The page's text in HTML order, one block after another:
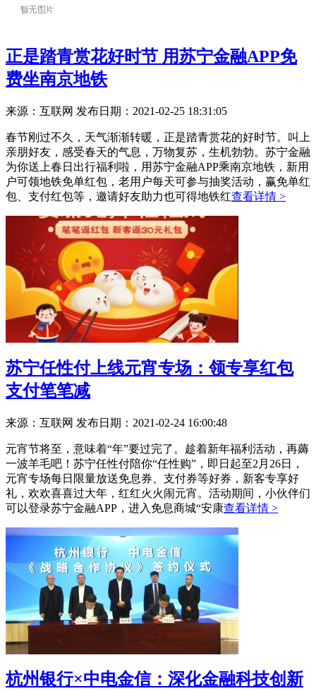
正是踏青赏花好时节 用苏宁金融APP免
费坐南京地铁
来源：互联网 发布日期：2021-02-25 18:31:05
春节刚过不久，天气渐渐转暖，正是踏青赏花的好时节。叫上
亲朋好友，感受春天的气息，万物复苏，生机勃勃。苏宁金融
为你送上春日出行福利啦，用苏宁金融APP乘南京地铁，新用
户可领地铁免单红包，老用户每天可参与抽奖活动，赢免单红
包、支付红包等，邀请好友助力也可得地铁红查看详情 >
苏宁任性付上线元宵专场：领专享红包
支付笔笔减​
来源：互联网 发布日期：2021-02-24 16:00:48
元宵节将至，意味着“年”要过完了。趁着新年福利活动，再薅
一波羊毛吧！苏宁任性付陪你“任性购”，即日起至2月26日，
元宵专场每日限量放送免息券、支付券等好券，新客专享好
礼，欢欢喜喜过大年，红红火火闹元宵。活动期间，小伙伴们
可以登录苏宁金融APP，进入免息商城“安康查看详情 >
杭州银行×中电金信：深化金融科技创新